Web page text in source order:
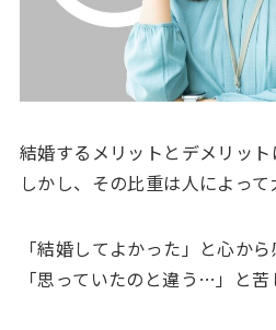
結婚するメリットとデメリット
しかし、その比重は人によって
「結婚してよかった」と心か
「思っていたのと違う…」と苦